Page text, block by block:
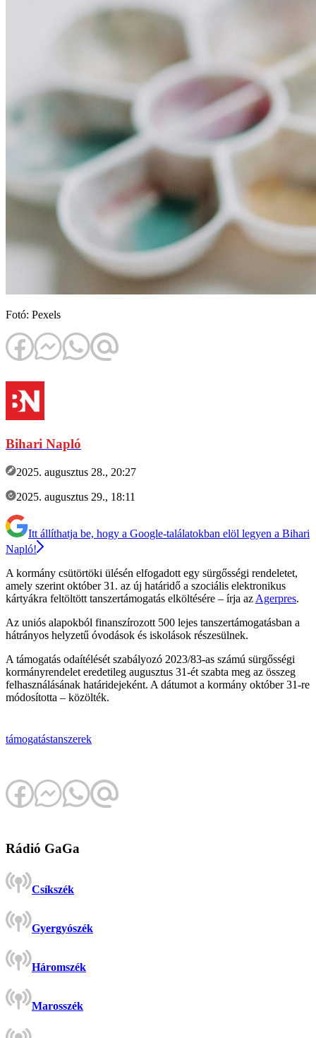
Fotó: Pexels
Bihari Napló
2025. augusztus 28., 20:27
2025. augusztus 29., 18:11
Itt állíthatja be, hogy a Google-találatokban elöl legyen a Bihari
Napló!
A kormány csütörtöki ülésén elfogadott egy sürgősségi rendeletet,
amely szerint október 31. az új határidő a szociális elektronikus
kártyákra feltöltött tanszertámogatás elköltésére – írja az Agerpres.
Az uniós alapokból finanszírozott 500 lejes tanszertámogatásban a
hátrányos helyzetű óvodások és iskolások részesülnek.
A támogatás odaítélését szabályozó 2023/83-as számú sürgősségi
kormányrendelet eredetileg augusztus 31-ét szabta meg az összeg
felhasználásának határidejeként. A dátumot a kormány október 31-re
módosította – közölték.
támogatástanszerek
Rádió GaGa
Csíkszék
Gyergyószék
Háromszék
Marosszék